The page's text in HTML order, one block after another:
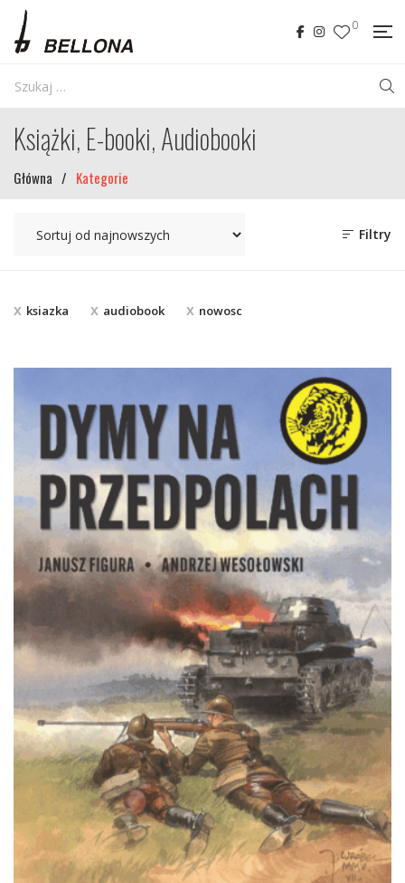
0
Książki, E-booki, Audiobooki
Główna / Kategorie
Filtry
ksiazka audiobook nowosc